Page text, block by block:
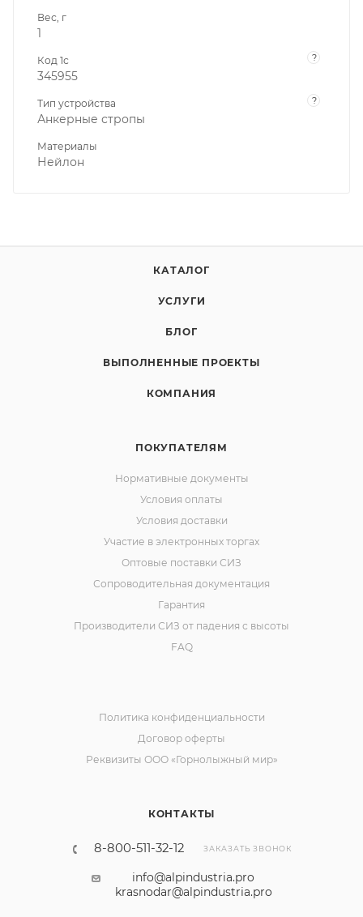
Вес, г
1
Код 1с ?
345955
Тип устройства ?
Анкерные стропы
Материалы
Нейлон
КАТАЛОГ
УСЛУГИ
БЛОГ
ВЫПОЛНЕННЫЕ ПРОЕКТЫ
КОМПАНИЯ
ПОКУПАТЕЛЯМ
Нормативные документы
Условия оплаты
Условия доставки
Участие в электронных торгах
Оптовые поставки СИЗ
Сопроводительная документация
Гарантия
Производители СИЗ от падения с высоты
FAQ
КОНТАКТЫ
8-800-511-32-12 ЗАКАЗАТЬ ЗВОНОК
info@alpindustria.pro
krasnodar@alpindustria.pro
Политика конфиденциальности
Договор оферты
Реквизиты ООО «Горнолыжный мир»